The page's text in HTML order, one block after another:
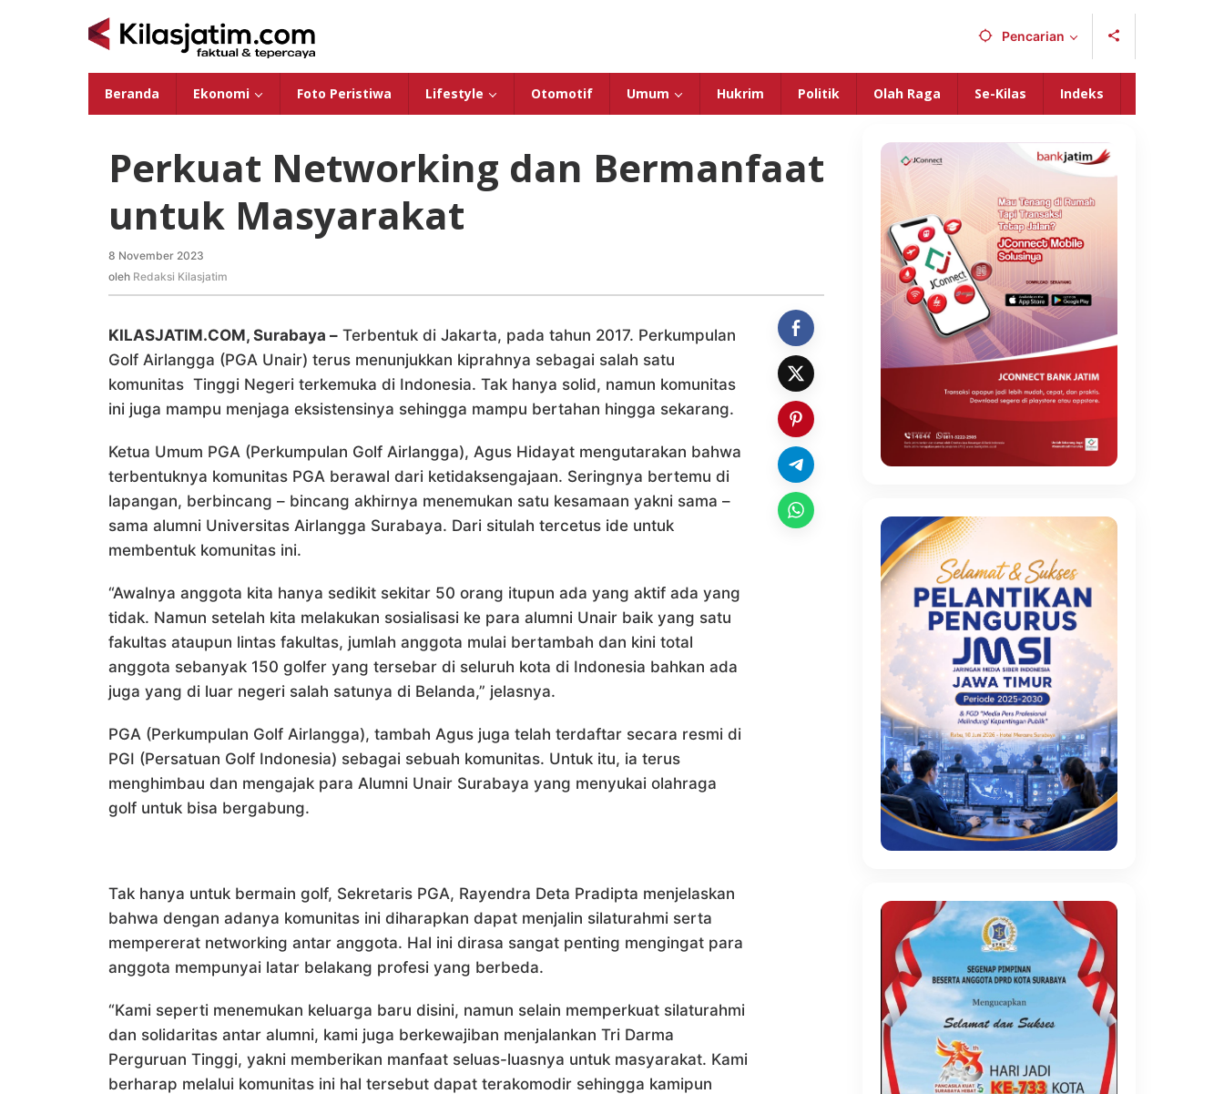
Pencarian
Beranda Ekonomi Foto Peristiwa Lifestyle Otomotif Umum Hukrim Politik Olah Raga Se-Kilas Indeks
Perkuat Networking dan Bermanfaat
untuk Masyarakat
8 November 2023
Redaksi
oleh Redaksi Kilasjatim
KILASJATIM.COM, Surabaya – Terbentuk di Jakarta, pada tahun 2017. Perkumpulan
Golf Airlangga (PGA Unair) terus menunjukkan kiprahnya sebagai salah satu
komunitas Tinggi Negeri terkemuka di Indonesia. Tak hanya solid, namun komunitas
ini juga mampu menjaga eksistensinya sehingga mampu bertahan hingga sekarang.
Ketua Umum PGA (Perkumpulan Golf Airlangga), Agus Hidayat mengutarakan bahwa
terbentuknya komunitas PGA berawal dari ketidaksengajaan. Seringnya bertemu di
lapangan, berbincang – bincang akhirnya menemukan satu kesamaan yakni sama –
sama alumni Universitas Airlangga Surabaya. Dari situlah tercetus ide untuk
membentuk komunitas ini.
“Awalnya anggota kita hanya sedikit sekitar 50 orang itupun ada yang aktif ada yang
tidak. Namun setelah kita melakukan sosialisasi ke para alumni Unair baik yang satu
fakultas ataupun lintas fakultas, jumlah anggota mulai bertambah dan kini total
anggota sebanyak 150 golfer yang tersebar di seluruh kota di Indonesia bahkan ada
juga yang di luar negeri salah satunya di Belanda,” jelasnya.
PGA (Perkumpulan Golf Airlangga), tambah Agus juga telah terdaftar secara resmi di
PGI (Persatuan Golf Indonesia) sebagai sebuah komunitas. Untuk itu, ia terus
menghimbau dan mengajak para Alumni Unair Surabaya yang menyukai olahraga
golf untuk bisa bergabung.
Tak hanya untuk bermain golf, Sekretaris PGA, Rayendra Deta Pradipta menjelaskan
bahwa dengan adanya komunitas ini diharapkan dapat menjalin silaturahmi serta
mempererat networking antar anggota. Hal ini dirasa sangat penting mengingat para
anggota mempunyai latar belakang profesi yang berbeda.
“Kami seperti menemukan keluarga baru disini, namun selain memperkuat silaturahmi
dan solidaritas antar alumni, kami juga berkewajiban menjalankan Tri Darma
Perguruan Tinggi, yakni memberikan manfaat seluas-luasnya untuk masyarakat. Kami
berharap melalui komunitas ini hal tersebut dapat terakomodir sehingga kamipun